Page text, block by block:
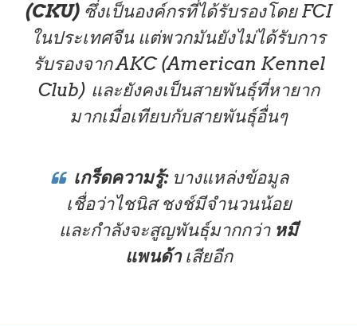
(CKU) ซึ่งเป็นองค์กรที่ได้รับรองโดย FCI
ในประเทศจีนแต่พวกมันยังไม่ได้รับการ
รับรองจาก AKC (American Kennel
Club) และยังคงเป็นสายพันธุ์ที่หายาก
มากเมื่อเทียบกับสายพันธุ์อื่นๆ
เกร็ดความรู้:บางแหล่งข้อมูล
เชื่อว่าไชนิส ชงช์มีจำนวนน้อย
และกำลังจะสูญพันธุ์มากกว่า หมี
แพนด้าเสียอีก